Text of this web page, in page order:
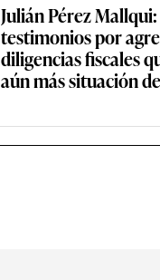
Julián Pérez
testimonios por
diligencias fiscales
aún más situación